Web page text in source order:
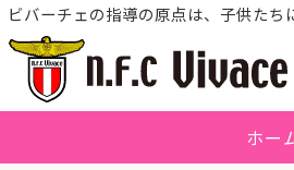
ビバーチェの指導の原点は、子供た
ホー